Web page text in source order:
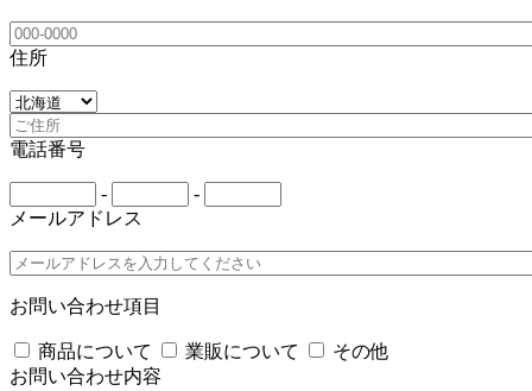
住所
電話番号
-
-
メールアドレス
お問い合わせ項目
商品について 業販について
その他
お問い合わせ内容